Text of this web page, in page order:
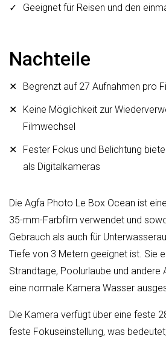
Die Agfa Photo Le Box Ocean ist
35-mm-Farbfilm verwendet und
Gebrauch als auch für
Tiefe von 3 Metern geeignet ist. Sie
Strandtage, Poolurlaube und andere
eine normale Kamera Wasser
Die Kamera verfügt über eine feste
feste Fokuseinstellung, was
Geeignet für Reisen und den
Nachteile
Begrenzt auf 27 Aufnahmen pro
Keine Möglichkeit zur
Filmwechsel
Fester Fokus und Belichtung
als Digitalkameras